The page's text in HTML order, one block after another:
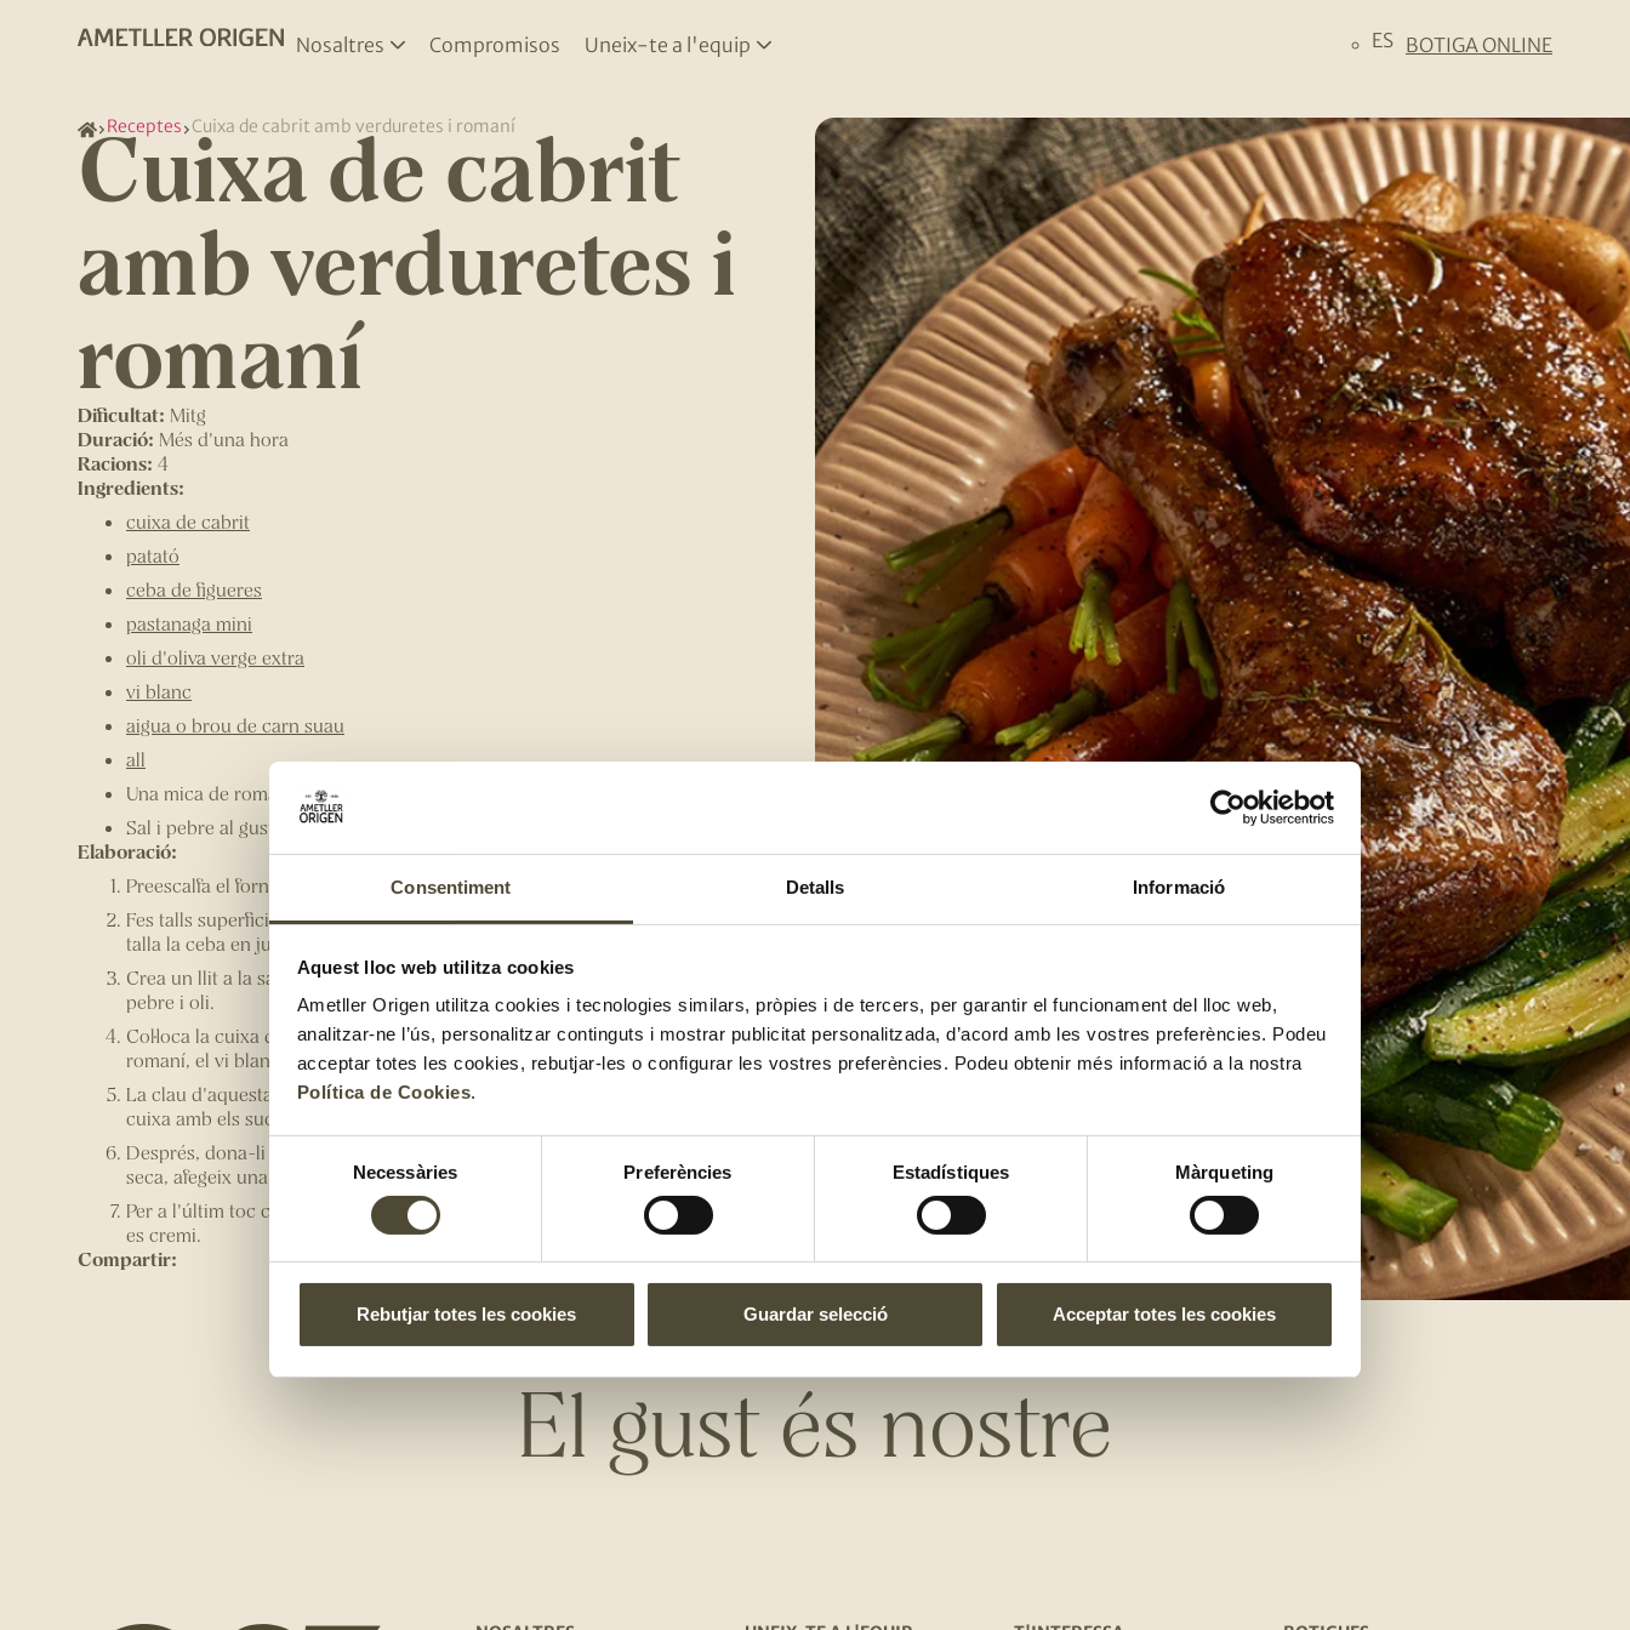
Consentiment Detalls Informació
Aquest lloc web utilitza cookies
Ametller Origen utilitza cookies i tecnologies similars, pròpies i de tercers, per garantir el funcionament del lloc web,
analitzar-ne l’ús, personalitzar continguts i mostrar publicitat personalitzada, d’acord amb les vostres preferències. Podeu
acceptar totes les cookies, rebutjar-les o configurar les vostres preferències. Podeu obtenir més informació a la nostra
Política de Cookies.
consentiment
Necessàries Preferències Estadístiques Màrqueting
Rebutjar totes les cookies Guardar selecció Acceptar totes les cookies
Nosaltres Compromisos Uneix-te a l'equip ES BOTIGA ONLINE
Receptes Cuixa de cabrit amb verduretes i romaní
Cuixa de cabrit
amb verduretes i
romaní
Dificultat: Mitg
Duració: Més d'una hora
Racions: 4
Ingredients:
cuixa de cabrit
patató
ceba de figueres
pastanaga mini
oli d'oliva verge extra
vi blanc
aigua o brou de carn suau
all
Una mica de romaní fresc
Sal i pebre al gust
Elaboració:
Preescalfa el forn 180ºC amb calor a dalt i a baix.
Fes talls superficials a la cuixa i salpebra-la al gust. Salpebra les patates al gust,
talla la ceba en juliana gruixuda i renta molt bé les pastanagues.
Crea un llit a la safata del forn amb les patates, ceba i pastanagues, i afegeix sal,
pebre i oli.
Col·loca la cuixa de cabrit a sobre i afegeix els grans d'all amb pell, les branques de
romaní, el vi blanc i l'aigua (o brou) sense mullar la part superior de la cuixa.
La clau d'aquesta recepta és la cocció. Primer, cou 1 hora i cada 20 minuts, rega la
cuixa amb els sucs de la mateixa safata.
Després, dona-li la volta i cou 30 minuts més. Si veus que la safata s'ha quedat
seca, afegeix una mica més d'aigua o brou.
Per a l'últim toc cruixent, gratina durant els últims 5 minuts, vigilant per evitar que
es cremi.
Compartir:
El gust és nostre